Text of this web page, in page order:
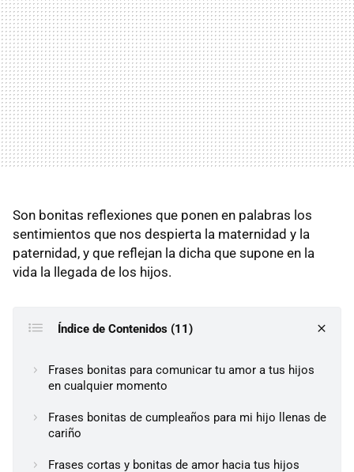
Son bonitas reflexiones que ponen en palabras los
sentimientos que nos despierta la maternidad y la
paternidad, y que reflejan la dicha que supone en la
vida la llegada de los hijos.
Índice de Contenidos (11)
Frases bonitas para comunicar tu amor a tus hijos
en cualquier momento
Frases bonitas de cumpleaños para mi hijo llenas de
cariño
Frases cortas y bonitas de amor hacia tus hijos